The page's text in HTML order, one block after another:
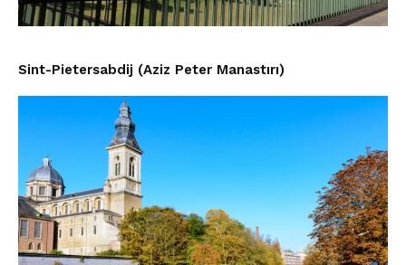
Sint-Pietersabdij (Aziz Peter Manastırı)